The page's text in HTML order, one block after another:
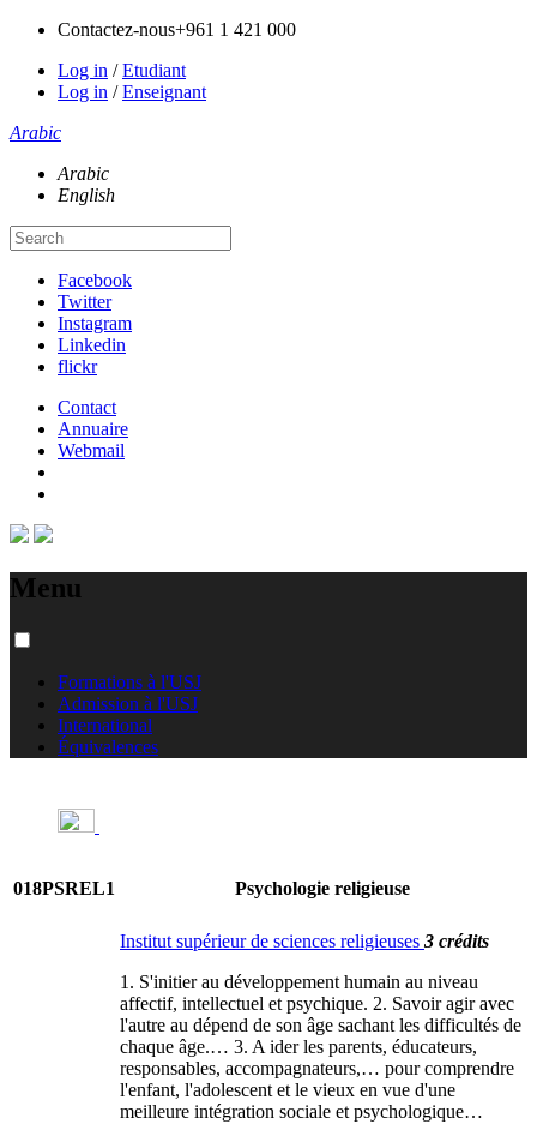
Contactez-nous+961 1 421 000
Log in /Etudiant
Log in /Enseignant
Arabic
Arabic
English
Facebook
Twitter
Instagram
Linkedin
flickr
Contact
Annuaire
Webmail
Menu
Formations à l'USJ
Admission à l'USJ
International
Équivalences
018PSREL1 Psychologie religieuse
Institut supérieur de sciences religieuses 3 crédits
1. S'initier au développement humain au niveau
affectif, intellectuel et psychique. 2. Savoir agir avec
l'autre au dépend de son âge sachant les difficultés de
chaque âge.… 3. A ider les parents, éducateurs,
responsables, accompagnateurs,… pour comprendre
l'enfant, l'adolescent et le vieux en vue d'une
meilleure intégration sociale et psychologique…